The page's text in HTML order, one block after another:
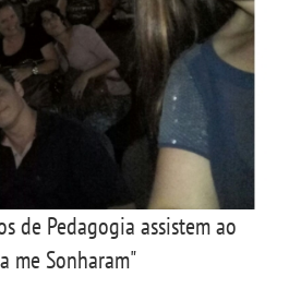
de Pedagogia assistem ao
me Sonharam"